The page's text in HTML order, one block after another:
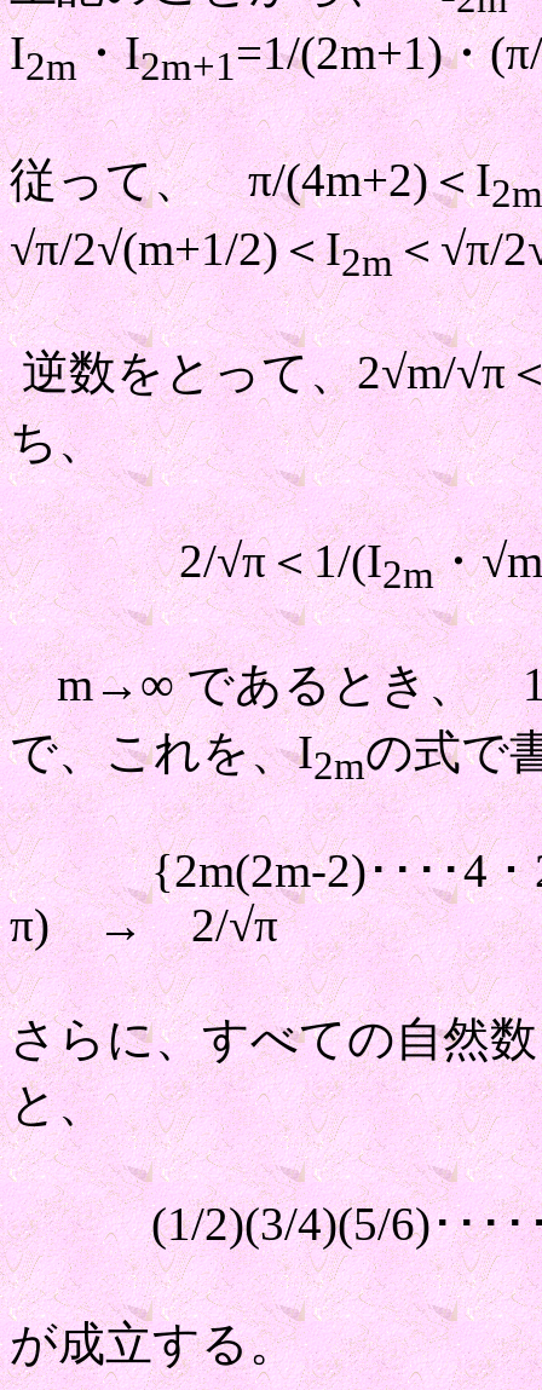
I2m・I2m+1=1/(2m+1)・
従って、 π/(4m+2)＜I2m
√π/2√(m+1/2)＜I2m＜√π/
逆数をとって、2√m/√π
ち、
2/√π＜1/(I2m・
m→∞ であるとき、
で、これを、I2mの式で
{2m(2m-2)････4・2}/
π) → 2/√π
さらに、すべての自然
と、
(1/2)(3/4)(5/6)･････
が成立する。